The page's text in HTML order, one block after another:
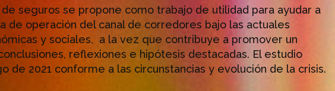
seguros se propone como trabajo de utilidad para ayudar a
de operación del canal de corredores bajo las actuales
y sociales, a la vez que contribuye a promover un
reflexiones e hipótesis destacadas. El estudio
de 2021 conforme a las circunstancias y evolución de la crisis.